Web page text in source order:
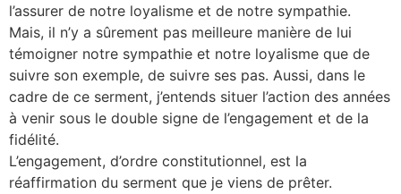
l’assurer de notre loyalisme et de notre sympathie.
Mais, il n’y a sûrement pas meilleure manière de lui
témoigner notre sympathie et notre loyalisme que de
suivre son exemple, de suivre ses pas. Aussi, dans le
cadre de ce serment, j’entends situer l’action des années
à venir sous le double signe de l’engagement et de la
fidélité.
L’engagement, d’ordre constitutionnel, est la
réaffirmation du serment que je viens de prêter.